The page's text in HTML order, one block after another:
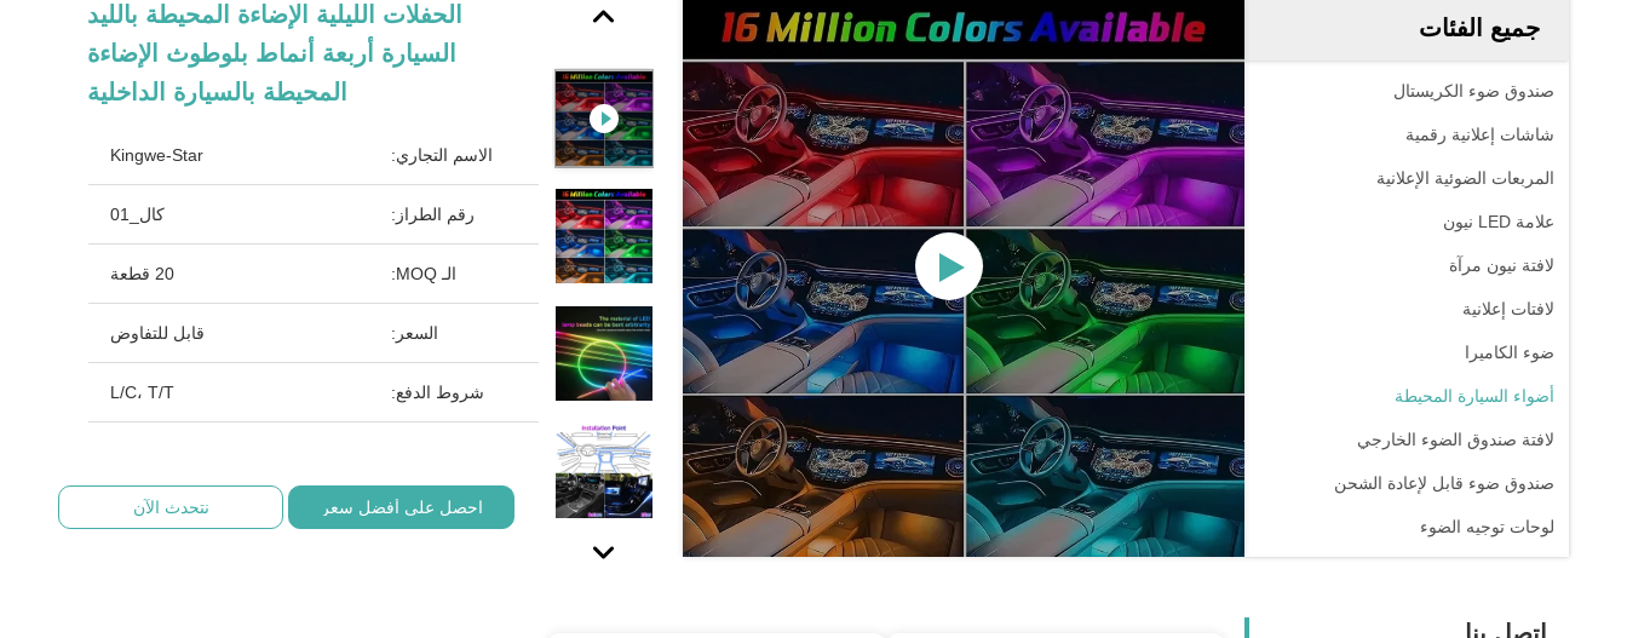
جميع الفئات
صندوق ضوء الكريستال
شاشات إعلانية رقمية
المربعات الضوئية الإعلانية
علامة LED نيون
لافتة نيون مرآة
لافتات إعلانية
ضوء الكاميرا
أضواء السيارة المحيطة
لافتة صندوق الضوء الخارجي
صندوق ضوء قابل لإعادة الشحن
لوحات توجيه الضوء
الحفلات الليلية الإضاءة المحيطة بالليد
السيارة أربعة أنماط بلوطوث الإضاءة
المحيطة بالسيارة الداخلية
الاسم التجاري: Kingwe-Star
رقم الطراز: كال_01
الـ MOQ: 20 قطعة
السعر: قابل للتفاوض
شروط الدفع: L/C، T/T
احصل على أفضل سعر نتحدث الآن